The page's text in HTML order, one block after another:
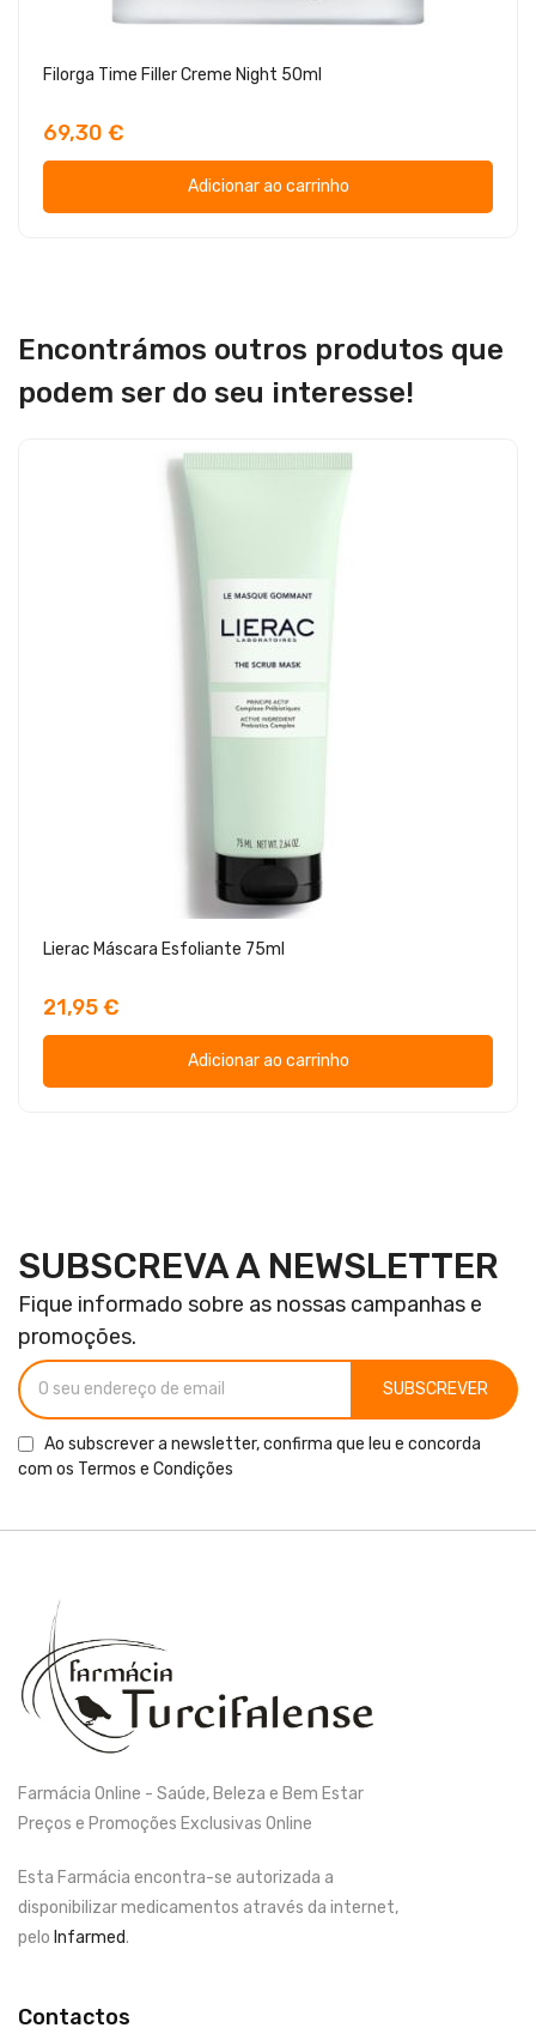
Filorga Time Filler Creme Night 50ml
69,30 €
Adicionar ao carrinho
Encontrámos outros produtos que
podem ser do seu interesse!
Lierac Máscara Esfoliante 75ml
21,95 €
Adicionar ao carrinho
SUBSCREVA A NEWSLETTER
Fique informado sobre as nossas campanhas e
promoções.
SUBSCREVER
Ao subscrever a newsletter, confirma que leu e concorda
com os Termos e Condições
Farmácia Online - Saúde, Beleza e Bem Estar
Preços e Promoções Exclusivas Online
Esta Farmácia encontra-se autorizada a
disponibilizar medicamentos através da internet,
pelo Infarmed.
Contactos